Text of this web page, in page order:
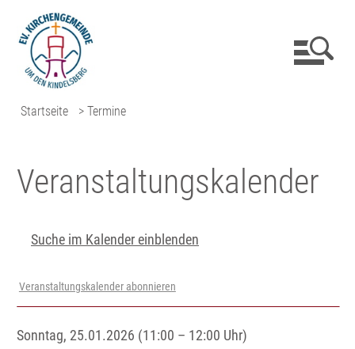
Startseite > Termine
Veranstaltungs­kalender
Suche im Kalender einblenden
Veranstaltungskalender abonnieren
Sonntag, 25.01.2026 (11:00 – 12:00 Uhr)